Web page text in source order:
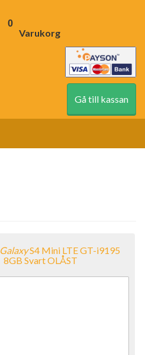
Varukorg
0
Gå till kassan
GalaxyS4 Mini LTE GT-i9195
8GB Svart OLÅST